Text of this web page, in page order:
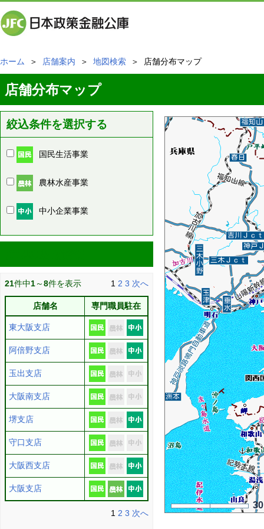
ホーム ＞ 店舗案内 ＞ 地図検索 ＞ 店舗分布マップ
店舗分布マップ
絞込条件を選択する
国民生活事業
農林水産事業
中小企業事業
21件中1～8件を表示 1 2 3 次へ
店舗名 専門職員駐在
東大阪支店
阿倍野支店
玉出支店
大阪南支店
堺支店
守口支店
大阪西支店
大阪支店
1 2 3 次へ